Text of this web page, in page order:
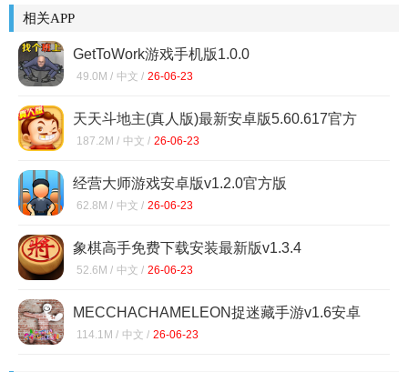
相关APP
GetToWork游戏手机版1.0.0
49.0M / 中文 / 26-06-23
天天斗地主(真人版)最新安卓版5.60.617官方
版
187.2M / 中文 / 26-06-23
经营大师游戏安卓版v1.2.0官方版
62.8M / 中文 / 26-06-23
象棋高手免费下载安装最新版v1.3.4
52.6M / 中文 / 26-06-23
MECCHACHAMELEON捉迷藏手游v1.6安卓
版
114.1M / 中文 / 26-06-23